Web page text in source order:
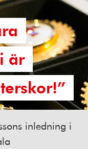
är
inledning i